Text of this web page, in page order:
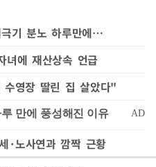
기 분노 하루만에…
에 재산상속 언급
영장 딸린 집 살았다"
·노사연과 깜짝 근황